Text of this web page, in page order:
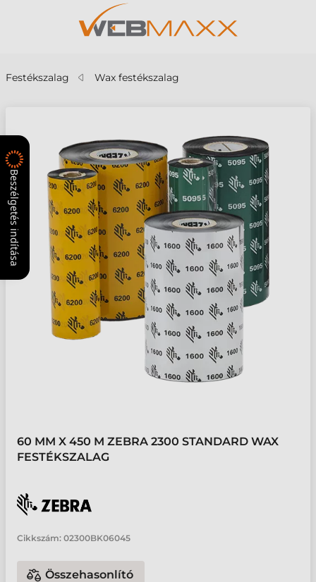
Festékszalag Wax festékszalag
60 MM X 450 M ZEBRA 2300 STANDARD WAX
FESTÉKSZALAG
Cikkszám: 02300BK06045
Összehasonlító
Beszélgetés indítása